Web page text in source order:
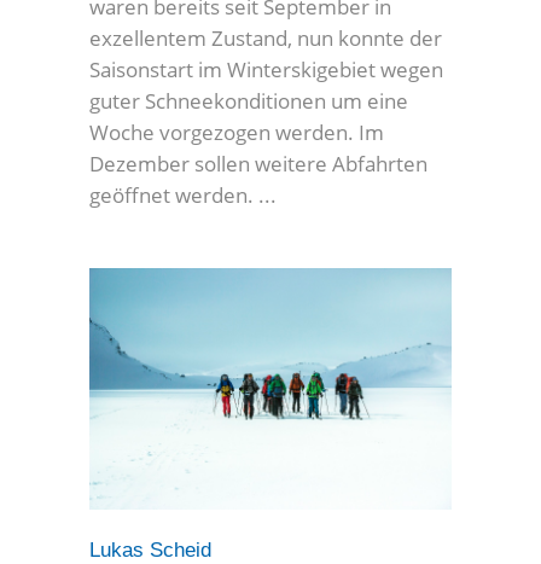
waren bereits seit September in
exzellentem Zustand, nun konnte der
Saisonstart im Winterskigebiet wegen
guter Schneekonditionen um eine
Woche vorgezogen werden. Im
Dezember sollen weitere Abfahrten
geöffnet werden.
Lukas Scheid